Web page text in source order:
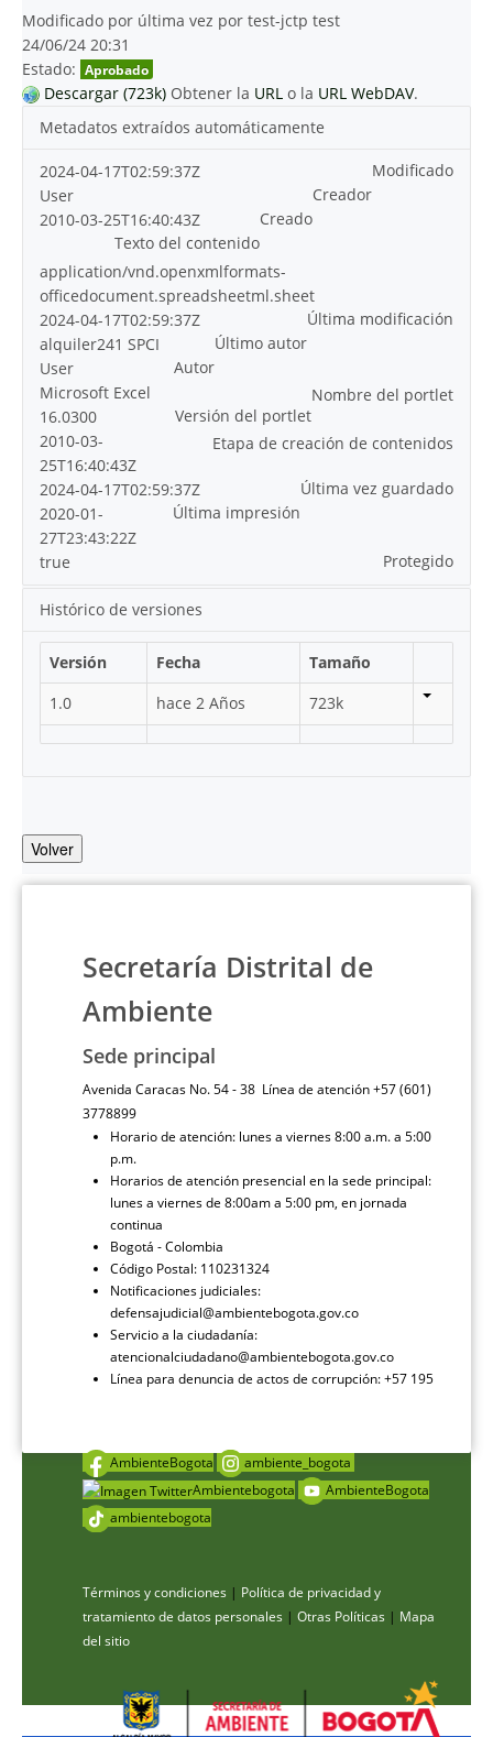
Modificado por última vez por test-jctp test
24/06/24 20:31
Estado: Aprobado
Descargar (723k) Obtener la URL o la URL WebDAV.
Metadatos extraídos automáticamente
Modificado
2024-04-17T02:59:37Z
Creador
User
Creado
2010-03-25T16:40:43Z
Texto del contenido
application/vnd.openxmlformats-
officedocument.spreadsheetml.sheet
Última modificación
2024-04-17T02:59:37Z
Último autor
alquiler241 SPCI
Autor
User
Nombre del portlet
Microsoft Excel
Versión del portlet
16.0300
Etapa de creación de contenidos
2010-03-
25T16:40:43Z
Última vez guardado
2024-04-17T02:59:37Z
Última impresión
2020-01-
27T23:43:22Z
Protegido
true
Histórico de versiones
Versión Fecha
Tamaño
1.0
hace 2 Años 723k
Volver
Secretaría Distrital de
Ambiente
Sede principal
Avenida Caracas No. 54 - 38 Línea de atención +57 (601)
3778899
Horario de atención: lunes a viernes 8:00 a.m. a 5:00
p.m.
Horarios de atención presencial en la sede principal:
lunes a viernes de 8:00am a 5:00 pm, en jornada
continua
Bogotá - Colombia
Código Postal: 110231324
Notificaciones judiciales:
defensajudicial@ambientebogota.gov.co
Servicio a la ciudadanía:
atencionalciudadano@ambientebogota.gov.co
Línea para denuncia de actos de corrupción: +57 195
AmbienteBogota
ambiente_bogota
Ambientebogota
AmbienteBogota
ambientebogota
Términos y condiciones | Política de privacidad y
tratamiento de datos personales | Otras Políticas | Mapa
del sitio